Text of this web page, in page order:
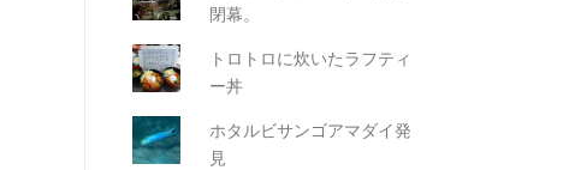
閉幕。
トロトロに炊いたラフティ
ー丼
ホタルビサンゴアマダイ発
見